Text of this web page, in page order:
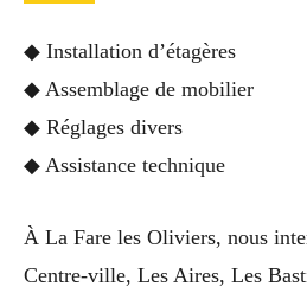
◆ Installation d’étagères
◆ Assemblage de mobilier
◆ Réglages divers
◆ Assistance technique
À La Fare les Oliviers, nous
Centre-ville, Les Aires, Les